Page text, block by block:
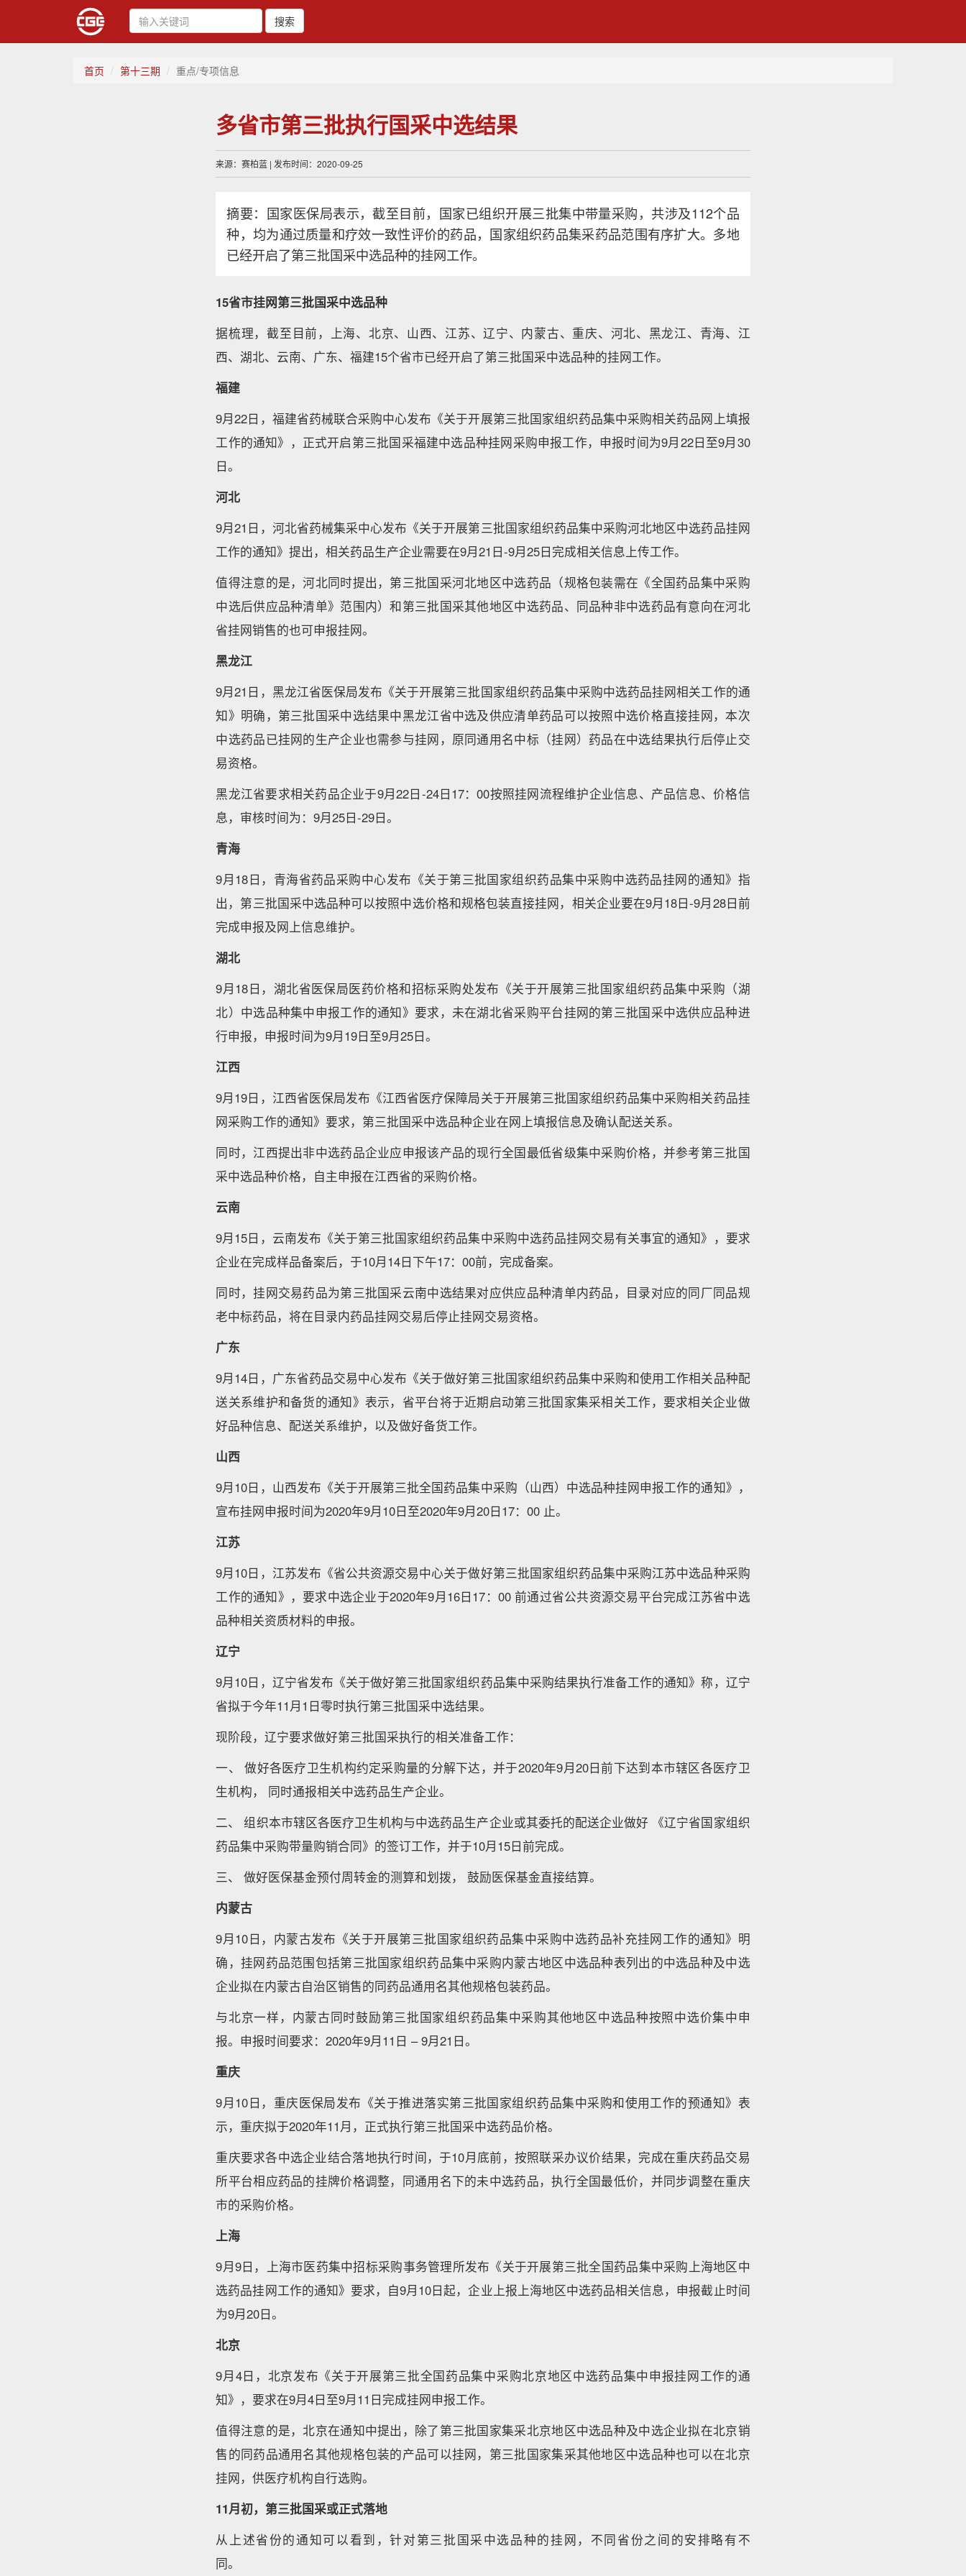
搜索
首页 第十三期 重点/专项信息
多省市第三批执行国采中选结果
来源：赛柏蓝 | 发布时间：2020-09-25
摘要：国家医保局表示，截至目前，国家已组织开展三批集中带量采购，共涉及112个品
种，均为通过质量和疗效一致性评价的药品，国家组织药品集采药品范围有序扩大。多地
已经开启了第三批国采中选品种的挂网工作。
15省市挂网第三批国采中选品种
据梳理，截至目前，上海、北京、山西、江苏、辽宁、内蒙古、重庆、河北、黑龙江、青海、江
西、湖北、云南、广东、福建15个省市已经开启了第三批国采中选品种的挂网工作。
福建
9月22日，福建省药械联合采购中心发布《关于开展第三批国家组织药品集中采购相关药品网上填报
工作的通知》，正式开启第三批国采福建中选品种挂网采购申报工作，申报时间为9月22日至9月30
日。
河北
9月21日，河北省药械集采中心发布《关于开展第三批国家组织药品集中采购河北地区中选药品挂网
工作的通知》提出，相关药品生产企业需要在9月21日-9月25日完成相关信息上传工作。
值得注意的是，河北同时提出，第三批国采河北地区中选药品（规格包装需在《全国药品集中采购
中选后供应品种清单》范围内）和第三批国采其他地区中选药品、同品种非中选药品有意向在河北
省挂网销售的也可申报挂网。
黑龙江
9月21日，黑龙江省医保局发布《关于开展第三批国家组织药品集中采购中选药品挂网相关工作的通
知》明确，第三批国采中选结果中黑龙江省中选及供应清单药品可以按照中选价格直接挂网，本次
中选药品已挂网的生产企业也需参与挂网，原同通用名中标（挂网）药品在中选结果执行后停止交
易资格。
黑龙江省要求相关药品企业于9月22日-24日17：00按照挂网流程维护企业信息、产品信息、价格信
息，审核时间为：9月25日-29日。
青海
9月18日，青海省药品采购中心发布《关于第三批国家组织药品集中采购中选药品挂网的通知》指
出，第三批国采中选品种可以按照中选价格和规格包装直接挂网，相关企业要在9月18日-9月28日前
完成申报及网上信息维护。
湖北
9月18日，湖北省医保局医药价格和招标采购处发布《关于开展第三批国家组织药品集中采购（湖
北）中选品种集中申报工作的通知》要求，未在湖北省采购平台挂网的第三批国采中选供应品种进
行申报，申报时间为9月19日至9月25日。
江西
9月19日，江西省医保局发布《江西省医疗保障局关于开展第三批国家组织药品集中采购相关药品挂
网采购工作的通知》要求，第三批国采中选品种企业在网上填报信息及确认配送关系。
同时，江西提出非中选药品企业应申报该产品的现行全国最低省级集中采购价格，并参考第三批国
采中选品种价格，自主申报在江西省的采购价格。
云南
9月15日，云南发布《关于第三批国家组织药品集中采购中选药品挂网交易有关事宜的通知》，要求
企业在完成样品备案后，于10月14日下午17：00前，完成备案。
同时，挂网交易药品为第三批国采云南中选结果对应供应品种清单内药品，目录对应的同厂同品规
老中标药品，将在目录内药品挂网交易后停止挂网交易资格。
广东
9月14日，广东省药品交易中心发布《关于做好第三批国家组织药品集中采购和使用工作相关品种配
送关系维护和备货的通知》表示，省平台将于近期启动第三批国家集采相关工作，要求相关企业做
好品种信息、配送关系维护，以及做好备货工作。
山西
9月10日，山西发布《关于开展第三批全国药品集中采购（山西）中选品种挂网申报工作的通知》，
宣布挂网申报时间为2020年9月10日至2020年9月20日17：00 止。
江苏
9月10日，江苏发布《省公共资源交易中心关于做好第三批国家组织药品集中采购江苏中选品种采购
工作的通知》，要求中选企业于2020年9月16日17：00 前通过省公共资源交易平台完成江苏省中选
品种相关资质材料的申报。
辽宁
9月10日，辽宁省发布《关于做好第三批国家组织药品集中采购结果执行准备工作的通知》称，辽宁
省拟于今年11月1日零时执行第三批国采中选结果。
现阶段，辽宁要求做好第三批国采执行的相关准备工作：
一、 做好各医疗卫生机构约定采购量的分解下达，并于2020年9月20日前下达到本市辖区各医疗卫
生机构， 同时通报相关中选药品生产企业。
二、 组织本市辖区各医疗卫生机构与中选药品生产企业或其委托的配送企业做好 《辽宁省国家组织
药品集中采购带量购销合同》的签订工作，并于10月15日前完成。
三、 做好医保基金预付周转金的测算和划拨， 鼓励医保基金直接结算。
内蒙古
9月10日，内蒙古发布《关于开展第三批国家组织药品集中采购中选药品补充挂网工作的通知》明
确，挂网药品范围包括第三批国家组织药品集中采购内蒙古地区中选品种表列出的中选品种及中选
企业拟在内蒙古自治区销售的同药品通用名其他规格包装药品。
与北京一样，内蒙古同时鼓励第三批国家组织药品集中采购其他地区中选品种按照中选价集中申
报。申报时间要求：2020年9月11日 – 9月21日。
重庆
9月10日，重庆医保局发布《关于推进落实第三批国家组织药品集中采购和使用工作的预通知》表
示，重庆拟于2020年11月，正式执行第三批国采中选药品价格。
重庆要求各中选企业结合落地执行时间，于10月底前，按照联采办议价结果，完成在重庆药品交易
所平台相应药品的挂牌价格调整，同通用名下的未中选药品，执行全国最低价，并同步调整在重庆
市的采购价格。
上海
9月9日，上海市医药集中招标采购事务管理所发布《关于开展第三批全国药品集中采购上海地区中
选药品挂网工作的通知》要求，自9月10日起，企业上报上海地区中选药品相关信息，申报截止时间
为9月20日。
北京
9月4日，北京发布《关于开展第三批全国药品集中采购北京地区中选药品集中申报挂网工作的通
知》，要求在9月4日至9月11日完成挂网申报工作。
值得注意的是，北京在通知中提出，除了第三批国家集采北京地区中选品种及中选企业拟在北京销
售的同药品通用名其他规格包装的产品可以挂网，第三批国家集采其他地区中选品种也可以在北京
挂网，供医疗机构自行选购。
11月初，第三批国采或正式落地
从上述省份的通知可以看到，针对第三批国采中选品种的挂网，不同省份之间的安排略有不
同。